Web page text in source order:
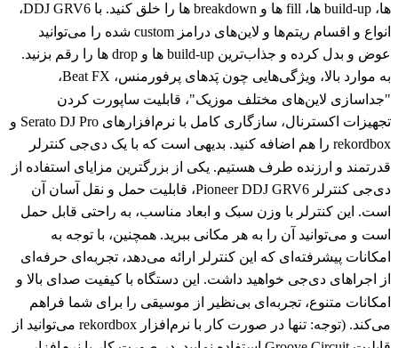
ها، build-up ها، fill ها و breakdown ها را خلق کنید. با DDJ GRV6،
انواع و اقسام ریتم‌ها و لاین‌های درامز custom شده را می‌توانید
عوض و بدل کرده و جذاب‌ترین build-up ها و drop ها را رقم بزنید.
به موارد بالا، ویژگی‌هایی چون پَدهای پرفورمنس، Beat FX،
"جداسازی لاین‌های مختلف موزیک"، قابلیت ساپورت کردن
تجهیزات اکسترنال، سازگاری کامل با نرم‌افزارهای Serato DJ Pro و
rekordbox را هم اضافه کنید. بدیهی است که با یک دی‌جی کنترلر
قدرتمند و ارزنده طرف هستیم. یکی از بزرگترین مزایای استفاده از
دی‌جی کنترلر Pioneer DDJ GRV6، قابلیت حمل و نقل آسان آن
است. این کنترلر با وزن سبک و ابعاد مناسب، به راحتی قابل حمل
است و می‌توانید آن را به هر مکانی ببرید. همچنین، با توجه به
امکانات پیشرفته‌ای که این کنترلر ارائه می‌دهد، تجربه‌ای حرفه‌ای
از اجراهای دی‌جی خواهید داشت. این دستگاه با کیفیت صدای بالا و
امکانات متنوع، تجربه‌ای بی‌نظیر از موسیقی را برای شما فراهم
می‌کند. (توجه: تنها در صورت کار با نرم‌افزار rekordbox می‌توانید از